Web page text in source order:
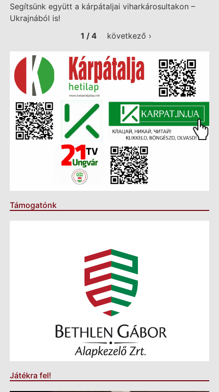
Segítsünk együtt a kárpátaljai viharkárosultakon –
Ukrajnából is!
1 / 4
következő ›
Támogatónk
Játékra fel!